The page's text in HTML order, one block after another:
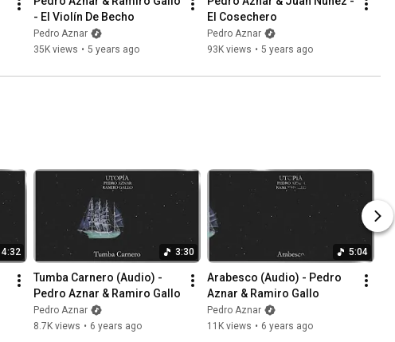
- El Violín De Becho
Pedro Aznar
35K views • 5 years ago
El Cosechero
Pedro Aznar
93K views • 5 years ago
4:32 3:30
Tumba Carnero (Audio) -
Pedro Aznar & Ramiro Gallo
Pedro Aznar
8.7K views • 6 years ago
5:04
Arabesco (Audio) - Pedro
Aznar & Ramiro Gallo
Pedro Aznar
11K views • 6 years ago